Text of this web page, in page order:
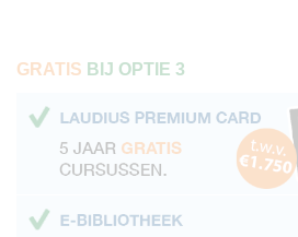
GRATIS BIJ OPTIE 3